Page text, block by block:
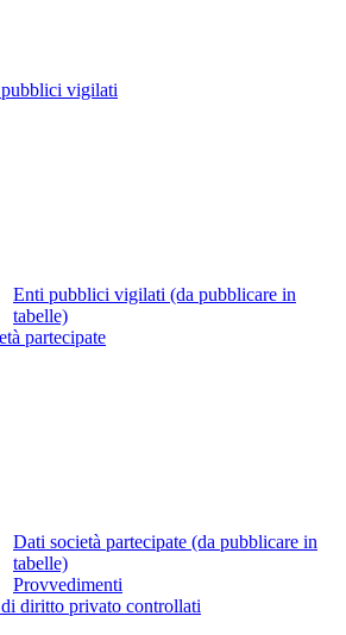
vigilati
Enti pubblici vigilati (da pubblicare in
tabelle)
partecipate
Dati società partecipate (da pubblicare in
tabelle)
Provvedimenti
diritto privato controllati